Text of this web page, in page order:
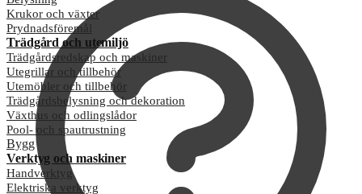
Krukor och växter
Prydnadsföremål
Trädgård och utemiljö
Trädgårdsredskap och maskiner
Utegrillar och tillbehör
Utemöbler och tillbehör
Trädgårdsbelysning och dekoration
Växthus och odlingslådor
Pool- och spautrustning
Bygg
Verktyg och maskiner
Handverktyg
Elektriska verktyg